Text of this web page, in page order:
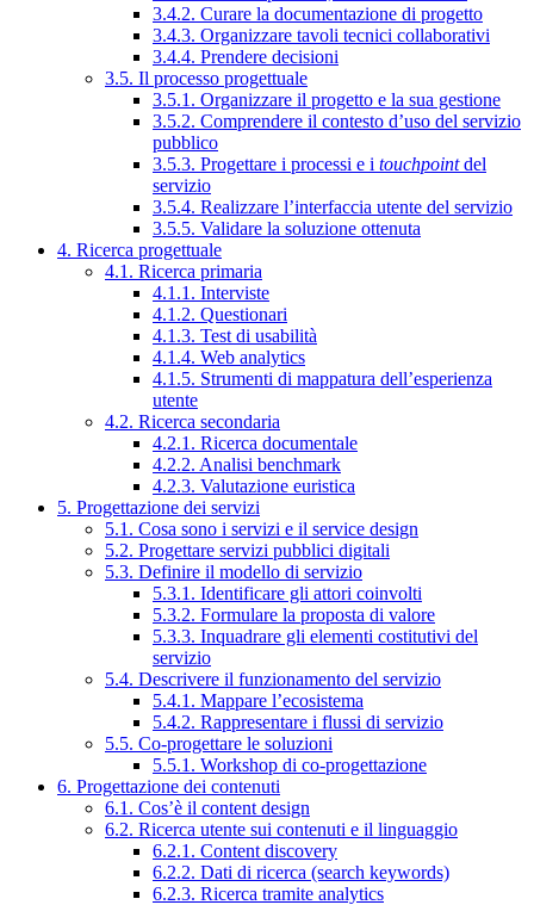
3.4.2. Curare la documentazione di progetto
3.4.3. Organizzare tavoli tecnici collaborativi
3.4.4. Prendere decisioni
3.5. Il processo progettuale
3.5.1. Organizzare il progetto e la sua gestione
3.5.2. Comprendere il contesto d’uso del servizio
pubblico
3.5.3. Progettare i processi e i touchpointdel
servizio
3.5.4. Realizzare l’interfaccia utente del servizio
3.5.5. Validare la soluzione ottenuta
4. Ricerca progettuale
4.1. Ricerca primaria
4.1.1. Interviste
4.1.2. Questionari
4.1.3. Test di usabilità
4.1.4. Web analytics
4.1.5. Strumenti di mappatura dell’esperienza
utente
4.2. Ricerca secondaria
4.2.1. Ricerca documentale
4.2.2. Analisi benchmark
4.2.3. Valutazione euristica
5. Progettazione dei servizi
5.1. Cosa sono i servizi e il service design
5.2. Progettare servizi pubblici digitali
5.3. Definire il modello di servizio
5.3.1. Identificare gli attori coinvolti
5.3.2. Formulare la proposta di valore
5.3.3. Inquadrare gli elementi costitutivi del
servizio
5.4. Descrivere il funzionamento del servizio
5.4.1. Mappare l’ecosistema
5.4.2. Rappresentare i flussi di servizio
5.5. Co-progettare le soluzioni
5.5.1. Workshop di co-progettazione
6. Progettazione dei contenuti
6.1. Cos’è il content design
6.2. Ricerca utente sui contenuti e il linguaggio
6.2.1. Content discovery
6.2.2. Dati di ricerca (search keywords)
6.2.3. Ricerca tramite analytics